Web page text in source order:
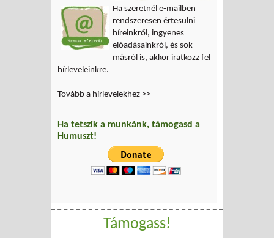
Ha szeretnél e-mailben
rendszeresen értesülni
híreinkről, ingyenes
előadásainkról, és sok
másról is, akkor iratkozz fel
hírleveleinkre.
Tovább a hírlevelekhez >>
Ha tetszik a munkánk, támogasd a
Humuszt!
Támogass!